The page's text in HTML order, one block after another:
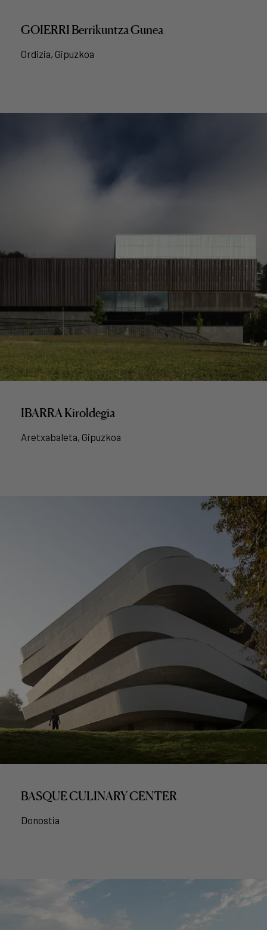
GOIERRI Berrikuntza Gunea
Ordizia, Gipuzkoa
IBARRA Kiroldegia
Aretxabaleta, Gipuzkoa
BASQUE CULINARY CENTER
Donostia